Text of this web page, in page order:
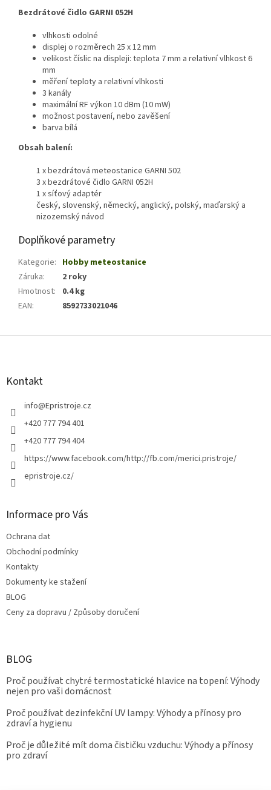
Bezdrátové čidlo GARNI 052H
vlhkosti odolné
displej o rozměrech 25 x 12 mm
velikost číslic na displeji: teplota 7 mm a relativní vlhkost 6
mm
měření teploty a relativní vlhkosti
3 kanály
maximální RF výkon 10 dBm (10 mW)
možnost postavení, nebo zavěšení
barva bílá
Obsah balení:
1 x bezdrátová meteostanice GARNI 502
3 x bezdrátové čidlo GARNI 052H
1 x síťový adaptér
český, slovenský, německý, anglický, polský, maďarský a
nizozemský návod
Doplňkové parametry
Kategorie: Hobby meteostanice
Záruka:
2 roky
Hmotnost:
0.4 kg
EAN: 8592733021046
Z
Kontakt
info@Epristroje.cz
+420 777 794 401
+420 777 794 404
https://www.facebook.com/http://fb.com/merici.pristroje/
epristroje.cz/
Informace pro Vás
Ochrana dat
Obchodní podmínky
Kontakty
Dokumenty ke stažení
BLOG
Ceny za dopravu / Způsoby doručení
BLOG
Proč používat chytré termostatické hlavice na topení: Výhody
nejen pro vaši domácnost
Proč používat dezinfekční UV lampy: Výhody a přínosy pro
zdraví a hygienu
Proč je důležité mít doma čističku vzduchu: Výhody a přínosy
pro zdraví